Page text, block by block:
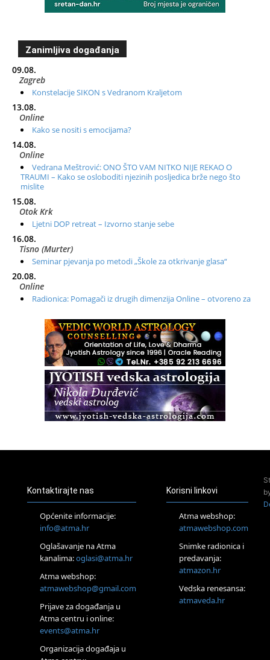
Zanimljiva događanja
09.08.
Zagreb
Konstelacije SIKON s Vedranom Kraljetom
13.08.
Online
Kako se nositi s emocijama?
14.08.
Online
Vedrana Meštrović: ONO ŠTO VAM NITKO NIJE REKAO O
TRAUMI – Kako se osloboditi njezinih posljedica brže nego što
mislite
15.08.
Otok Krk
Ljetni DOP retreat – Izvorno stanje sebe
16.08.
Tisno (Murter)
Seminar pjevanja po metodi „Škole za otkrivanje glasa“
20.08.
Online
Radionica: Pomagači iz drugih dimenzija Online – otvoreno za
Zagreb+Online
Osnovni ThetaHealing® tečaj, Zagreb i Online
Access BARS®, otpusti stres
Access Energetski Facelift®
Tečaj Višeg Vodstva, razvijanja intuicije i Akaša zapisa
26.08.
Postanite Nositelj Vibracije Nove Zemlje
Visoko
Alemka Dauskardt – Jednodnevna radionica sistemskih
Zagreb
HOD PO ŽERAVICI – Seminar koji mijenja tijelo, duh i um
SoulFest – Festival glazbe, mudrosti i zajedništva
Radoboj
Noćna šumska kupka
Kontaktirajte nas
Općenite informacije:
info@atma.hr
Oglašavanje na Atma
kanalima:oglasi@atma.hr
Atma webshop:
atmawebshop@gmail.com
Prijave za događanja u
Atma centru i online:
events@atma.hr
Organizacija događaja u
Korisni linkovi
Atma webshop:
atmawebshop.com
Snimke radionica i
predavanja:
atmazon.hr
Vedska renesansa:
atmaveda.hr